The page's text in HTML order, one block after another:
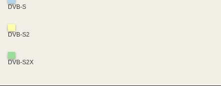
DVB-S
DVB-S2
DVB-S2X